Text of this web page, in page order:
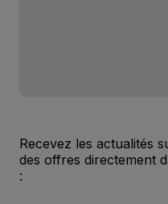
Recevez les actualités
des offres directement
: